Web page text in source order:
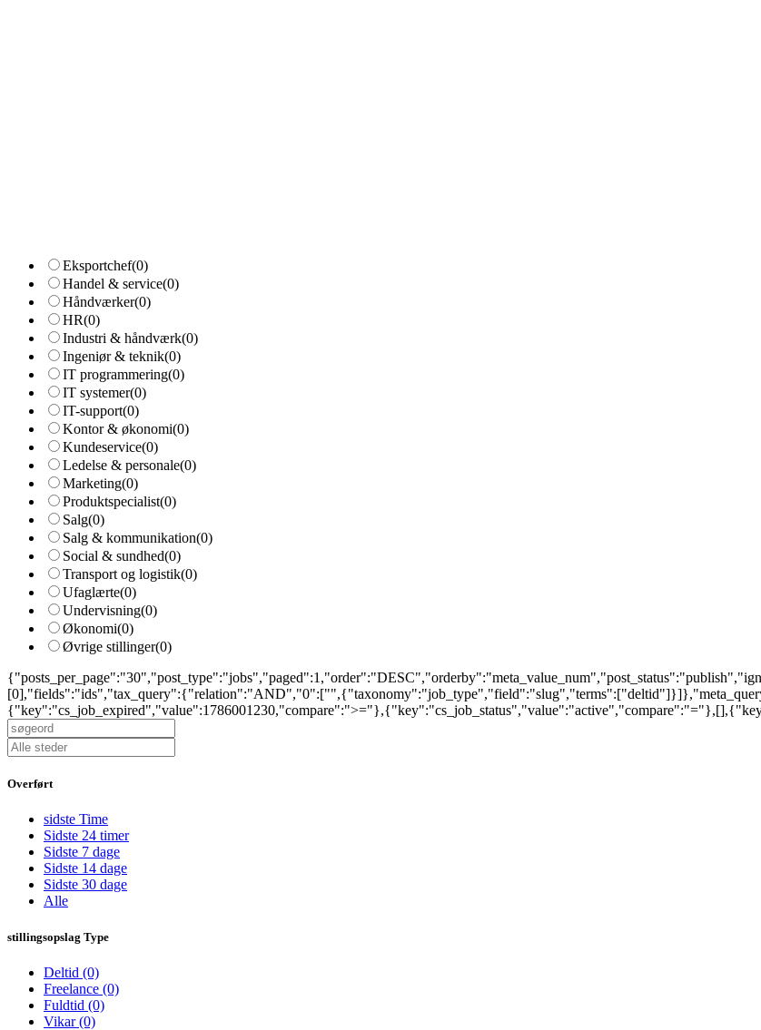
Eksportchef(0)
Handel & service(0)
Håndværker(0)
HR(0)
Industri & håndværk(0)
Ingeniør & teknik(0)
IT programmering(0)
IT systemer(0)
IT-support(0)
Kontor & økonomi(0)
Kundeservice(0)
Ledelse & personale(0)
Marketing(0)
Produktspecialist(0)
Salg(0)
Salg & kommunikation(0)
Social & sundhed(0)
Transport og logistik(0)
Ufaglærte(0)
Undervisning(0)
Økonomi(0)
Øvrige stillinger(0)
Overført
sidste Time
Sidste 24 timer
Sidste 7 dage
Sidste 14 dage
Sidste 30 dage
Alle
stillingsopslag Type
Deltid (0)
Freelance (0)
Fuldtid (0)
Vikar(0)